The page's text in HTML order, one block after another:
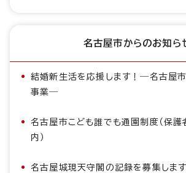
名古屋市からのお知ら
結婚新生活を応援します！―名古屋
事業―
名古屋市こども誰でも通園制度（保
内）
名古屋城現天守閣の記録を募集します